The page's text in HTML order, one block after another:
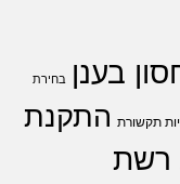
בענן בחירת
תקשורת התקנת
רשת